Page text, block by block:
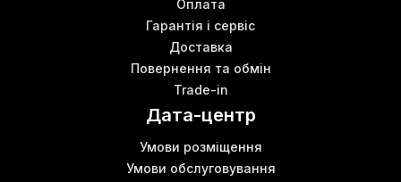
Оплата
Гарантія і сервіс
Доставка
Повернення та обмін
Trade-in
Дата-центр
Умови розміщення
Умови обслуговування